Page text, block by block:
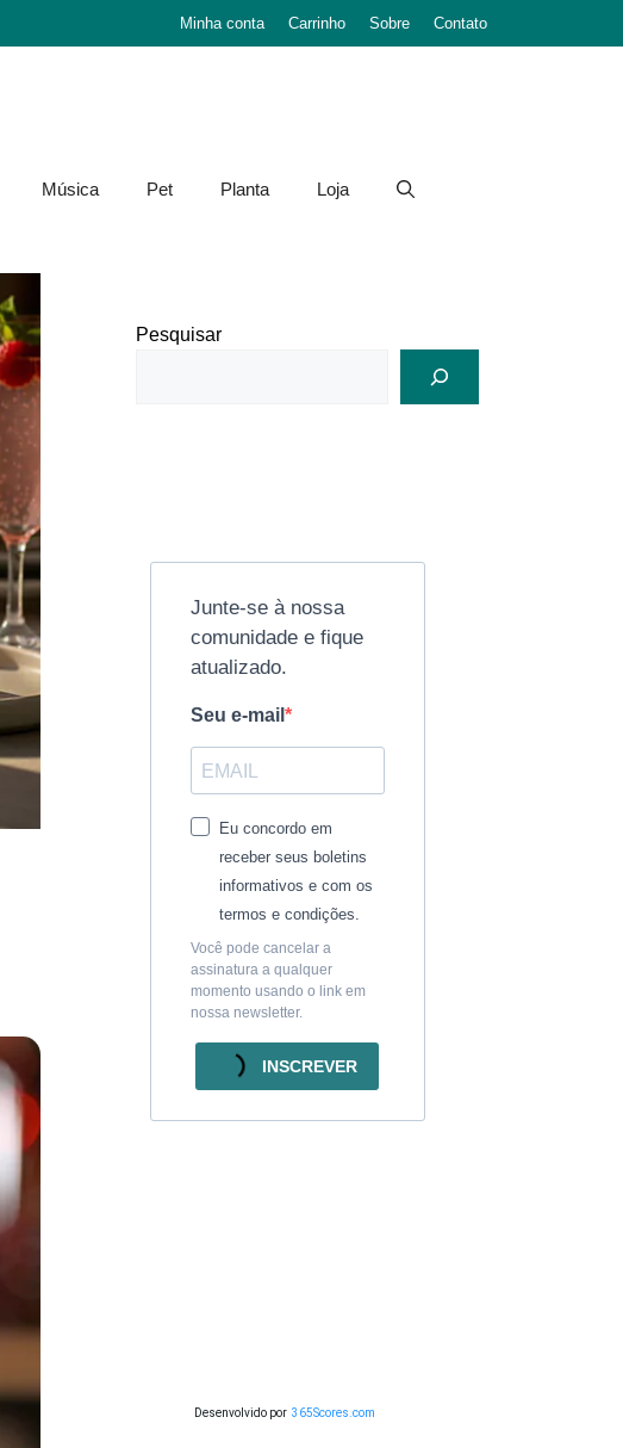
Minha conta Carrinho Sobre Contato
Música Pet Planta Loja
Pesquisar
Junte-se à nossa
comunidade e fique
atualizado.
Seu e-mail
Eu concordo em
receber seus boletins
informativos e com os
termos e condições.
Você pode cancelar a
assinatura a qualquer
momento usando o link em
nossa newsletter.
INSCREVER
Desenvolvido por 365Scores.com